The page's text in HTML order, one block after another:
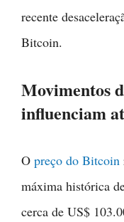
recente
Bitcoin.
Movimentos
influenciam
O preço do Bitcoin
máxima histórica
cerca de US$